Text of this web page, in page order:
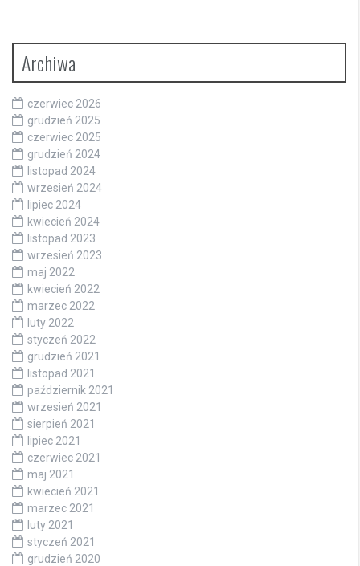
Archiwa
czerwiec 2026
grudzień 2025
czerwiec 2025
grudzień 2024
listopad 2024
wrzesień 2024
lipiec 2024
kwiecień 2024
listopad 2023
wrzesień 2023
maj 2022
kwiecień 2022
marzec 2022
luty 2022
styczeń 2022
grudzień 2021
listopad 2021
październik 2021
wrzesień 2021
sierpień 2021
lipiec 2021
czerwiec 2021
maj 2021
kwiecień 2021
marzec 2021
luty 2021
styczeń 2021
grudzień 2020